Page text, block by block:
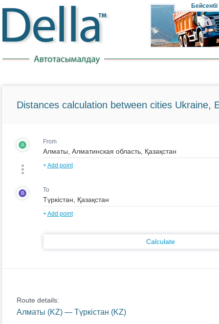
Бейсенбі
Distances calculation between cities Ukraine,
A From
+Add point
B To
+Add point
Calculate
Route details:
Алматы (KZ) — Түркістан (KZ)